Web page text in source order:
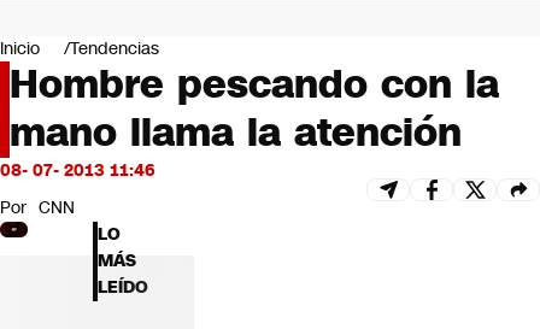
Negocios
Deportes
Programas completos
Cultura
Servicios
Bits
CNN Data
CNN tiempo
Futuro 360
Inicio Tendencias
Hombre pescando con la
mano llama la atención
08- 07- 2013 11:46
Por CNN
LO
MÁS
LEÍDO